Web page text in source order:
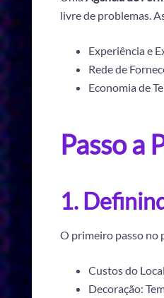
livre de problemas.
Experiência e
Rede de
Economia de
Passo a
1.
O primeiro passo no
Custos do
Decoração: